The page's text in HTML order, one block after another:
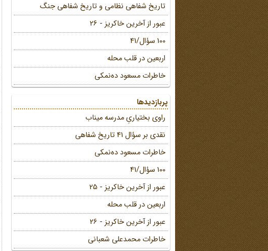
تاریخ شفاهی نظامی و تاریخ شفاهی جنگ
عبور از آخرین خاکریز - 26
100 سؤال/41
اربعین در قلب محله
خاطرات مسعود ده‌نمکی
پربازدیدها
راوی بختیاریِ مدرسه میناب
نقدی بر سؤال 41 تاریخ شفاهی
خاطرات مسعود ده‌نمکی
100 سؤال/41
عبور از آخرین خاکریز - 25
اربعین در قلب محله
عبور از آخرین خاکریز - 26
خاطرات محمد‌علی شعبانی